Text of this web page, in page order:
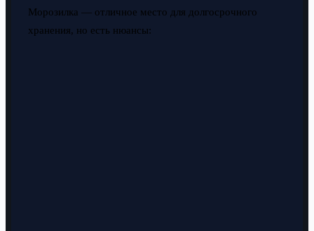
Морозилка — отличное место для долгосрочного
хранения, но есть нюансы: